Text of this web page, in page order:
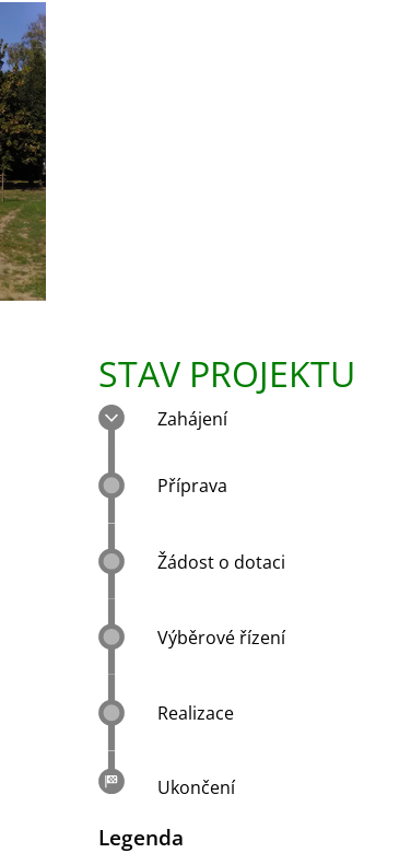
STAV PROJEKTU
Zahájení
Příprava
Žádost o dotaci
Výběrové řízení
Realizace
Ukončení
Legenda